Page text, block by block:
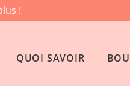
!
QUOI SAVOIR